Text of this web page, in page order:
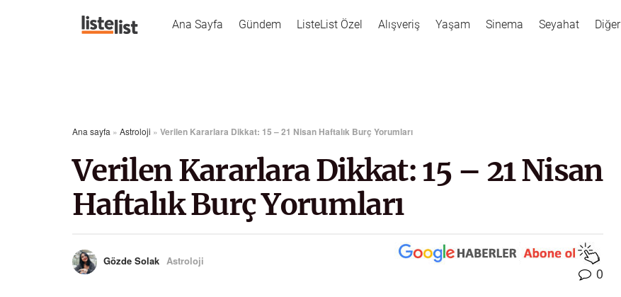
Ana Sayfa Gündem ListeList Özel Alışveriş Yaşam Sinema Seyahat Diğer
Ana sayfa » Astroloji » Verilen Kararlara Dikkat: 15 – 21 Nisan Haftalık Burç Yorumları
Verilen Kararlara Dikkat: 15 – 21 Nisan
Haftalık Burç Yorumları
Gözde Solak Astroloji
0